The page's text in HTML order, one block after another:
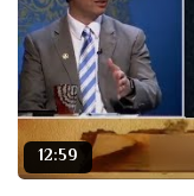
12:59